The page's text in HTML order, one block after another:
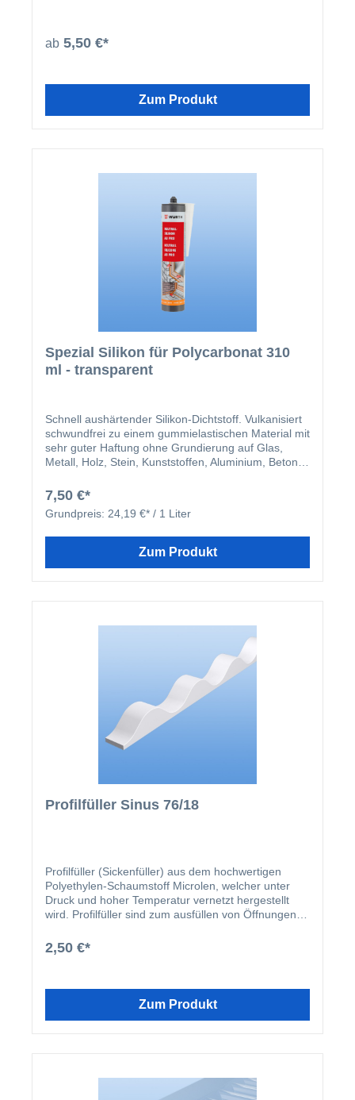
ab 5,50 €*
Zum Produkt
Spezial Silikon für Polycarbonat 310
ml - transparent
Schnell aushärtender Silikon-Dichtstoff. Vulkanisiert
schwundfrei zu einem gummielastischen Material mit
sehr guter Haftung ohne Grundierung auf Glas,
Metall, Holz, Stein, Kunststoffen, Aluminium, Beton,
(Plexiglas®) usw. aus. Silikon von Kimtec weist
aufgrund neuester Silikontechnologie
außergewöhnliche Witterungs- und UV-Beständigkeit
7,50 €*
Grundpreis: 24,19 €* / 1 Liter
Zum Produkt
Profilfüller Sinus 76/18
Profilfüller (Sickenfüller) aus dem hochwertigen
Polyethylen-Schaumstoff Microlen, welcher unter
Druck und hoher Temperatur vernetzt hergestellt
wird. Profilfüller sind zum ausfüllen von Öffnungen,
Dacheindeckungen und Wandverkleidungen
entstehen. Sie bieten einen zuverlässigen Schutz
2,50 €*
Zum Produkt